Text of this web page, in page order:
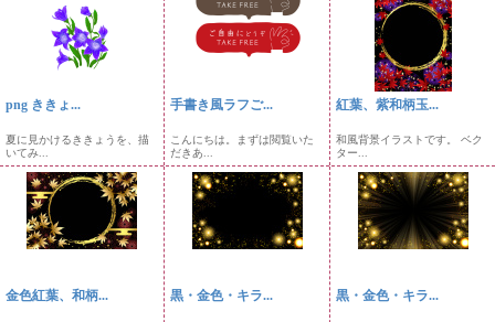
png ききょ...
夏に見かけるききょうを、描
いてみ...
手書き風ラフご...
こんにちは。まずは閲覧いた
だきあ...
紅葉、紫和柄玉...
和風背景イラストです。 ベク
ター...
金色紅葉、和柄... 黒・金色・キラ... 黒・金色・キラ...